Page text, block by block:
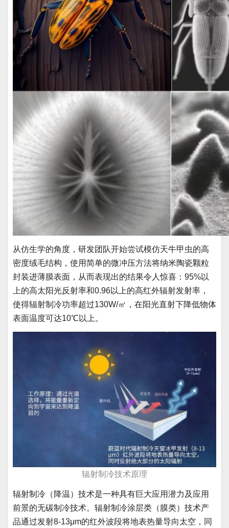
从仿生学的角度，研发团队开始尝试模仿天牛甲虫的高
密度绒毛结构，使用简单的微冲压方法将纳米陶瓷颗粒
封装进薄膜表面，从而表现出的结果令人惊喜：95%以
上的高太阳光反射率和0.96以上的高红外辐射发射率，
使得辐射制冷功率超过130W/㎡，在阳光直射下降低物体
表面温度可达10℃以上。
辐射制冷技术原理
辐射制冷（降温）技术是一种具有巨大应用潜力及应用
前景的无碳制冷技术。辐射制冷涂层类（膜类）技术产
品通过发射8-13μm的红外波段将地表热量导向太空，同